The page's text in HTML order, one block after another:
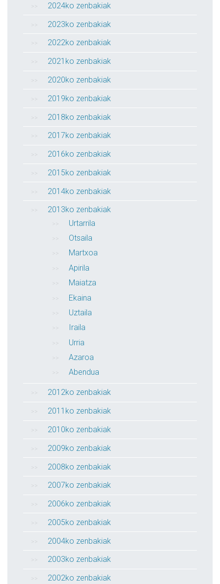
2024ko zenbakiak
2023ko zenbakiak
2022ko zenbakiak
2021ko zenbakiak
2020ko zenbakiak
2019ko zenbakiak
2018ko zenbakiak
2017ko zenbakiak
2016ko zenbakiak
2015ko zenbakiak
2014ko zenbakiak
2013ko zenbakiak
Urtarrila
Otsaila
Martxoa
Apirila
Maiatza
Ekaina
Uztaila
Iraila
Urria
Azaroa
Abendua
2012ko zenbakiak
2011ko zenbakiak
2010ko zenbakiak
2009ko zenbakiak
2008ko zenbakiak
2007ko zenbakiak
2006ko zenbakiak
2005ko zenbakiak
2004ko zenbakiak
2003ko zenbakiak
2002ko zenbakiak